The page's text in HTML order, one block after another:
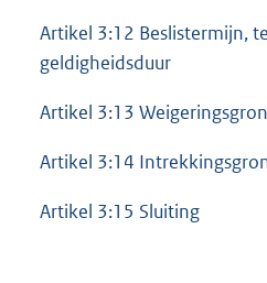
Artikel 3:12 Beslistermijn,
geldigheidsduur
Artikel 3:13
Artikel 3:14
Artikel 3:15 Sluiting